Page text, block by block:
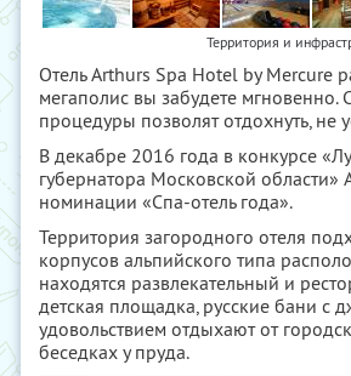
Территория и
Отель Arthurs Spa Hotel by
мегаполис вы забудете
процедуры позволят отдохнуть, не
В декабре 2016 года в конкурсе
губернатора Московской
номинации «Спа-отель года».
Территория загородного отеля
корпусов альпийского типа
находятся развлекательный и
детская площадка, русские бани с
удовольствием отдыхают от
беседках у пруда.